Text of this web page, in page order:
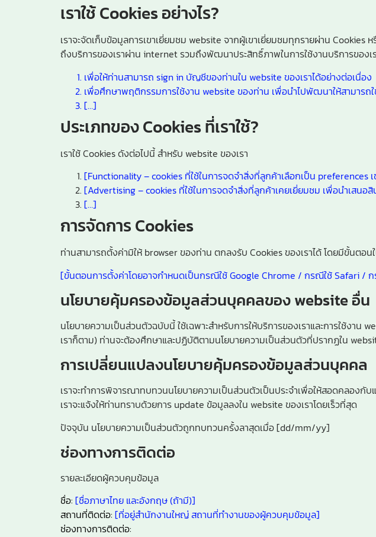
เราใช้ Cookies อย่างไร?
เราจะจัดเก็บข้อมูลการเขาเยี่ยมชม website จากผู้เขาเยี่ยมชมทุกรายผ่าน Cookies
ถึงบริการของเราผ่าน internet รวมถึงพัฒนาประสิทธิ์ภาพในการใช้งานบริการของ
เพื่อให้ท่านสามารถ sign in บัญชีของท่านใน website ของเราได้อย่างต่อเนื่อง
เพื่อศึกษาพฤติกรรมการใช้งาน website ของท่าน เพื่อนำไปพัฒนาให้สามารถ
[…]
ประเภทของ Cookies ที่เราใช้?
เราใช้ Cookies ดังต่อไปนี้ สำหรับ website ของเรา
[Functionality – cookies ที่ใช้ในการจดจำสิ่งที่ลูกค้าเลือกเป็น preferences
[Advertising – cookies ที่ใช้ในการจดจำสิ่งที่ลูกค้าเคยเยี่ยมชม เพื่อนำเสน
[…]
การจัดการ Cookies
ท่านสามารถตั้งค่ามิให้ browser ของท่าน ตกลงรับ Cookies ของเราได้ โดยมีขั้นตอ
[ขั้นตอนการตั้งค่าโดยอาจกำหนดเป็นกรณีใช้ Google Chrome / กรณีใช้ Safari /
นโยบายคุ้มครองข้อมูลส่วนบุคคลของ website อื่น
นโยบายความเป็นส่วนตัวฉบับนี้ ใช้เฉพาะสำหรับการให้บริการของเราและการใช้งา
เราก็ตาม) ท่านจะต้องศึกษาและปฏิบัติตามนโยบายความเป็นส่วนตัวที่ปรากฏใน
การเปลี่ยนแปลงนโยบายคุ้มครองข้อมูลส่วนบุคคล
เราจะทำการพิจารณาทบทวนนโยบายความเป็นส่วนตัวเป็นประจำเพื่อให้สอดคลอง
เราจะแจ้งให้ท่านทราบด้วยการ update ข้อมูลลงใน website ของเราโดยเร็วที่สุด
ปัจจุบัน นโยบายความเป็นส่วนตัวถูกทบทวนครั้งลาสุดเมื่อ [dd/mm/yy]
ช่องทางการติดต่อ
รายละเอียดผู้ควบคุมข้อมูล
ชื่อ: [ชื่อภาษาไทย และอังกฤษ (ถ้ามี)]
สถานที่ติดต่อ: [ที่อยู่สำนักงานใหญ่ สถานที่ทำงานของผู้ควบคุมข้อมูล]
ช่องทางการติดต่อ: